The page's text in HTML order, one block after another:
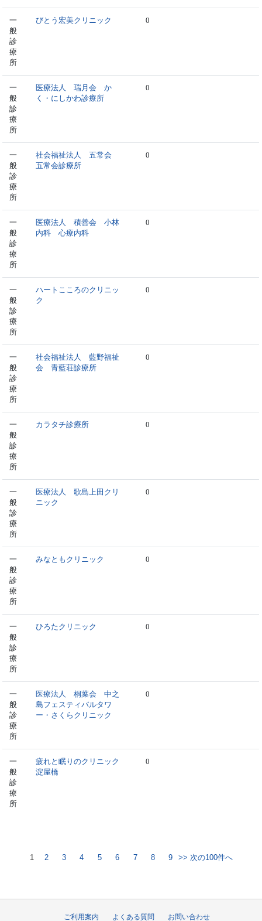
一
般
診
療
所
びとう宏美クリニック 0
一
般
診
療
所
医療法人 瑞月会 か
く・にしかわ診療所
0
一
般
診
療
所
社会福祉法人 五常会
五常会診療所
0
一
般
診
療
所
医療法人 積善会 小林
内科 心療内科
0
一
般
診
療
所
ハートこころのクリニッ
ク
0
一
般
診
療
所
社会福祉法人 藍野福祉
会 青藍荘診療所
0
一
般
診
療
所
カラタチ診療所 0
一
般
診
療
所
医療法人 歌島上田クリ
ニック
0
一
般
診
療
所
みなともクリニック 0
一
般
診
療
所
ひろたクリニック 0
一
般
診
療
所
医療法人 桐葉会 中之
島フェスティバルタワ
ー・さくらクリニック
0
一
般
診
療
所
疲れと眠りのクリニック
淀屋橋
0
1 2 3 4 5 6 7 8 9 >> 次の100件へ
ご利用案内 よくある質問 お問い合わせ